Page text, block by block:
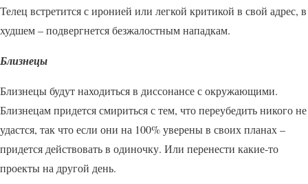
Телец встретится с иронией или легкой критикой в свой адрес, в
худшем – подвергнется безжалостным нападкам.
Близнецы
Близнецы будут находиться в диссонансе с окружающими.
Близнецам придется смириться с тем, что переубедить никого не
удастся, так что если они на 100% уверены в своих планах –
придется действовать в одиночку. Или перенести какие-то
проекты на другой день.